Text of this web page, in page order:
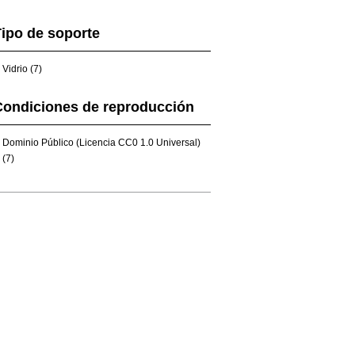
de soporte
Vidrio (7)
de reproducción
Dominio Público (Licencia CC0 1.0 Universal)
(7)